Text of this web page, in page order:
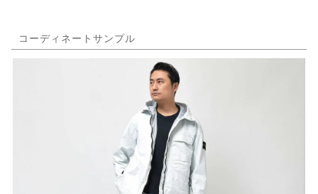
コーディネートサンプル